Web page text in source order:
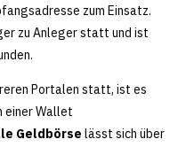
zum Einsatz.
zu Anleger statt und ist
Portalen statt, ist es
einer Wallet
Geldbörse lässt sich über